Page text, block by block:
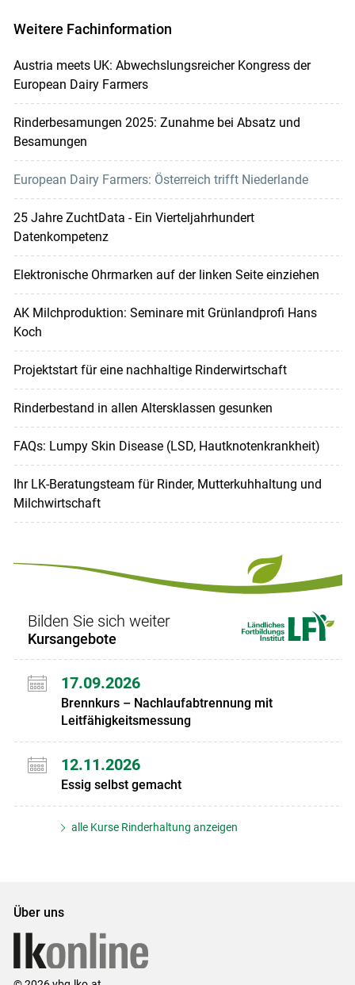
Weitere Fachinformation
Austria meets UK: Abwechslungsreicher Kongress der
European Dairy Farmers
Rinderbesamungen 2025: Zunahme bei Absatz und
Besamungen
European Dairy Farmers: Österreich trifft Niederlande
25 Jahre ZuchtData - Ein Vierteljahrhundert
Datenkompetenz
Elektronische Ohrmarken auf der linken Seite einziehen
AK Milchproduktion: Seminare mit Grünlandprofi Hans
Koch
Projektstart für eine nachhaltige Rinderwirtschaft
Rinderbestand in allen Altersklassen gesunken
FAQs: Lumpy Skin Disease (LSD, Hautknotenkrankheit)
Ihr LK-Beratungsteam für Rinder, Mutterkuhhaltung und
Milchwirtschaft
Bilden Sie sich weiter
Kursangebote
17.09.2026
Brennkurs – Nachlaufabtrennung mit
Leitfähigkeitsmessung
12.11.2026
Essig selbst gemacht
alle Kurse Rinderhaltung anzeigen
Über uns